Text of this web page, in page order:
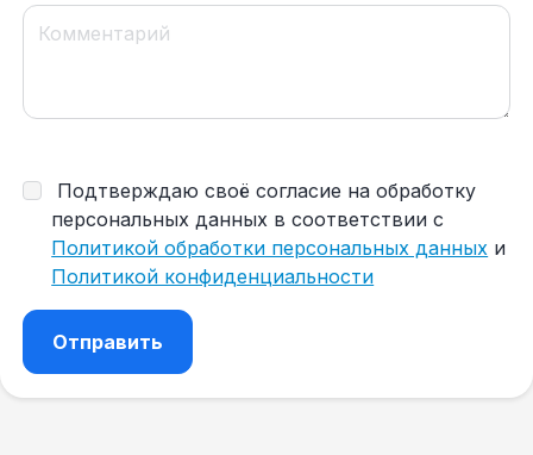
Подтверждаю своё согласие на обработку
персональных данных в соответствии с
Политикой обработки персональных данных и
Политикой конфиденциальности